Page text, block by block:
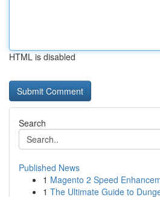
HTML is disabled
Search
Published News
1 Magento 2 Speed
1 The Ultimate Guide to